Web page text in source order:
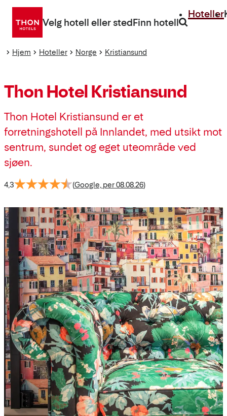
Gå
direkte
Velg hotell eller stedFinn hotell
Hoteller
Hjem Hoteller Norge Kristiansund
Thon Hotel Kristiansund
Thon Hotel Kristiansund er et
forretningshotell på Innlandet, med utsikt mot
sentrum, sundet og eget uteområde ved
sjøen.
4,3 (Google, per 08.08.26)